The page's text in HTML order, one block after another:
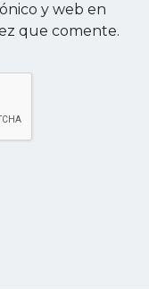
y web en
que comente.